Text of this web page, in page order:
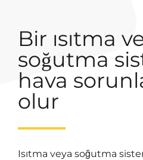
Bir ısıtma
soğutma
hava
olur
Isıtma veya soğutma